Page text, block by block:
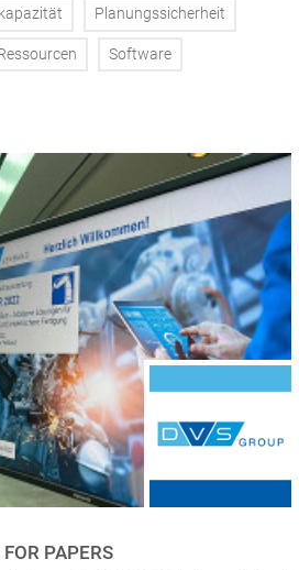
Planungssicherheit
Software
PAPERS